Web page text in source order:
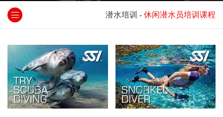
潜水培训 - 休闲潜水员培训课程